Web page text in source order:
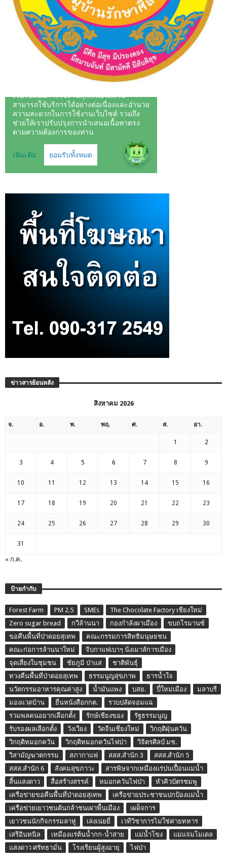
ข่าวสารย้อนหลัง
สิงหาคม 2026
จ. อ. พ. พฤ. ศ. ส. อา.
1 2
3 4 5 6 7 8 9
10 11 12 13 14 15 16
17 18 19 20 21 22 23
24 25 26 27 28 29 30
31
« ก.ค.
ป้ายกำกับ
Forest Farm PM 2.5 SMEs
The Chocolate Factory เชียงใหม่
Zero sugar bread
กวีล้านนา กองกำลังผาเมือง
ขบถโรมานซ์
ขอคืนพื้นที่ป่าดอยสุเทพ
คณะกรรมการสิทธิมนุษยชน
คณะก่อการล้านนาใหม่
จิบกาแฟเบาๆ นั่งเมาส์การเมือง
จุดเสี่ยงในชุมชน
ชัยภูมิ ป่าแส
ชาติพันธุ์
ทวงคืนพื้นที่ป่าดอยสุเทพ
ธรรมนูญสุขภาพ
ธารน้ำใจ
นวัตกรรมอาหารคุณค่าสูง
น้ำมันแพง บสย. ปี๋ใหม่เมือง
มลาบรี
มองแวดบ้าน
ยื่นหนังสือกกต.
รวบปลัดจอมแฉ
รวมพลคนอยากเลือกตั้ง
รักษ์เชียงของ
รัฐธรรมนูญ
รับรองผลเลือกตั้ง
วังเวียง วัดจีนเชียงใหม่
วิกฤติฝุ่นควัน
วิกฤติหมอกควัน
วิกฤติหมอกควันไฟป่า
วิจิตรศิลป์ มช.
วิสามัญฆาตกรรม
สภากาแฟ สสส.สำนัก 3
สสส.สำนัก 5
สสส.สำนัก 6
สังคมสุขภาวะ
สารพิษจากเหมืองแร่ปนเปื้อนแม่น้ำ
สิ้นแสงดาว
สื่อสร้างสรรค์ หมอกควันไฟป่า
หัวคิวบัตรชมพู
เครือข่ายขอคืนพื้นที่ป่าดอยสุเทพ
เครือข่ายประชาชนปกป้องแม่น้ำ
เครือข่ายเยาวชนต้นกล้าชนเผ่าพื้นเมือง
เผด็จการ
เยาวชนนักกิจกรรมลาหู่
เล่งเน่ยยี่
เวทีวิชาการไม่ใช่ค่ายทหาร
เสรีอินทนิล
เหมืองแร่ต้นน้ำกก-น้ำสาย แม่น้ำโขง
แม่แจ่มโมเดล
แสงดาว ศรัทธามั่น
โรงเรียนผู้สูงอายุ ไฟป่า